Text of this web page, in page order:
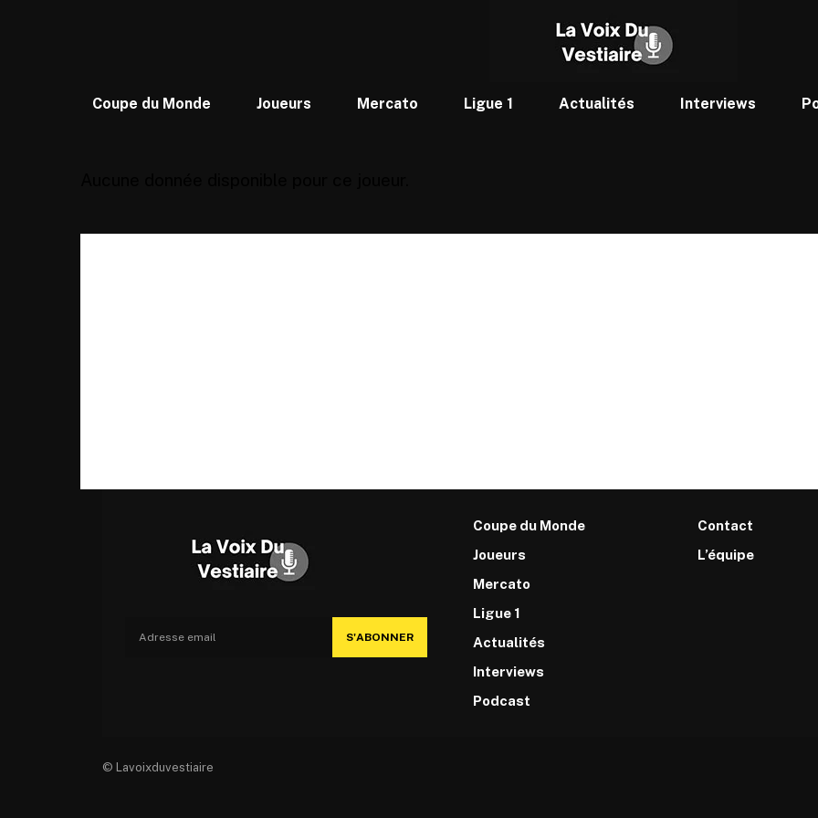
Coupe du Monde Joueurs Mercato Ligue 1 Actualités Interviews
S'ABONNER
Coupe du Monde
Joueurs
Mercato
Ligue 1
Actualités
Interviews
Podcast
Contact
L’équipe
© Lavoixduvestiaire